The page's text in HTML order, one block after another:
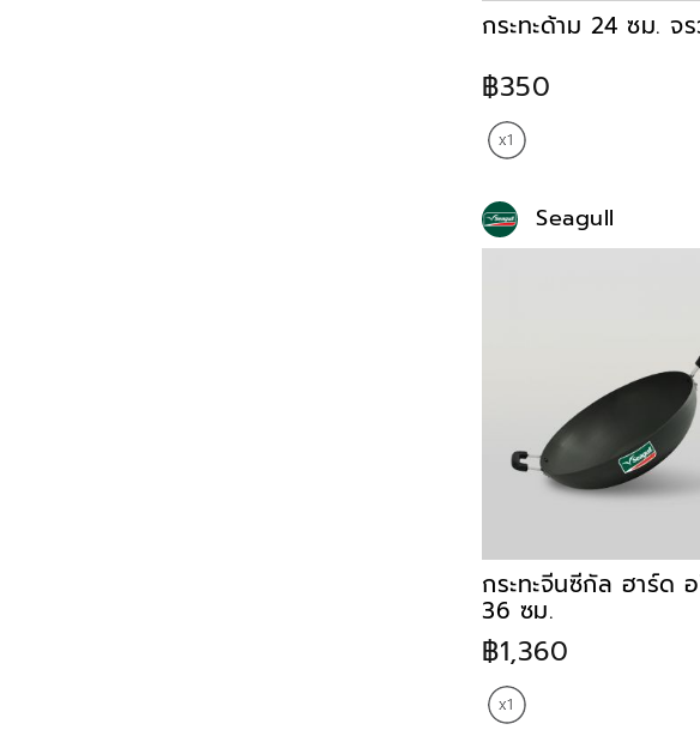
กระทะด้าม 24 ซม. จ
฿350
Seagull
กระทะจีนซีกัล ฮาร์ด
36 ซม.
฿1,360